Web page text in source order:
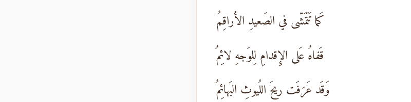
كَما تَتَمَشّى في الصَعيدِ الأَراقِمُ
قَفاهُ عَلى الإِقدامِ لِلوَجهِ لائِمُ
وَقَد عَرَفَت ريحَ اللُيوثِ البَهائِمُ